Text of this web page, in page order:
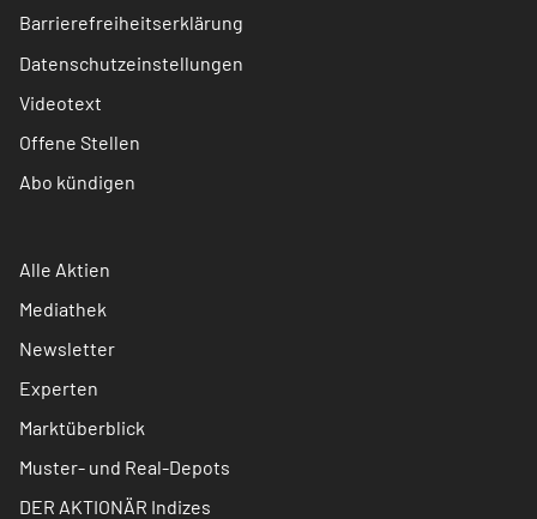
Barrierefreiheitserklärung
Datenschutzeinstellungen
Videotext
Offene Stellen
Abo kündigen
Alle Aktien
Mediathek
Newsletter
Experten
Marktüberblick
Muster- und Real-Depots
DER AKTIONÄR Indizes